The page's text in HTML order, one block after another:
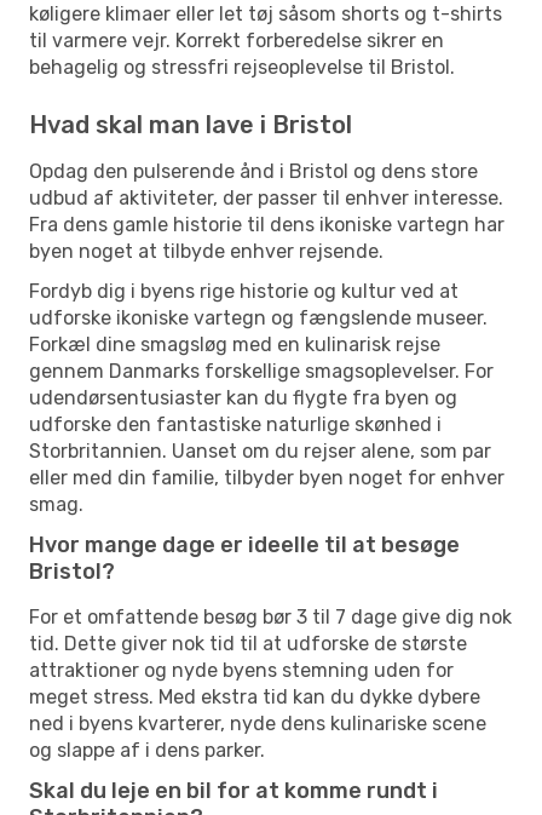
køligere klimaer eller let tøj såsom shorts og t-shirts
til varmere vejr. Korrekt forberedelse sikrer en
behagelig og stressfri rejseoplevelse til Bristol.
Hvad skal man lave i Bristol
Opdag den pulserende ånd i Bristol og dens store
udbud af aktiviteter, der passer til enhver interesse.
Fra dens gamle historie til dens ikoniske vartegn har
byen noget at tilbyde enhver rejsende.
Fordyb dig i byens rige historie og kultur ved at
udforske ikoniske vartegn og fængslende museer.
Forkæl dine smagsløg med en kulinarisk rejse
gennem Danmarks forskellige smagsoplevelser. For
udendørsentusiaster kan du flygte fra byen og
udforske den fantastiske naturlige skønhed i
Storbritannien. Uanset om du rejser alene, som par
eller med din familie, tilbyder byen noget for enhver
smag.
Hvor mange dage er ideelle til at besøge
Bristol?
For et omfattende besøg bør 3 til 7 dage give dig nok
tid. Dette giver nok tid til at udforske de største
attraktioner og nyde byens stemning uden for
meget stress. Med ekstra tid kan du dykke dybere
ned i byens kvarterer, nyde dens kulinariske scene
og slappe af i dens parker.
Skal du leje en bil for at komme rundt i